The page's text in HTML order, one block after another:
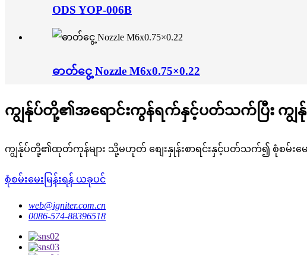
ODS YOP-006B
ဓာတ်ငွေ့ Nozzle M6x0.75×0.22
ကျွန်ုပ်တို့၏အရောင်းကွန်ရက်နှင့်ပတ်သက်ပြီး ကျွ
ကျွန်ုပ်တို့၏ထုတ်ကုန်များ သို့မဟုတ် စျေးနှုန်းစာရင်းနှင့်ပတ်သက်၍ စုံစမ်း
စုံစမ်းမေးမြန်းရန် ယခုပင်
web@igniter.com.cn
0086-574-88396518